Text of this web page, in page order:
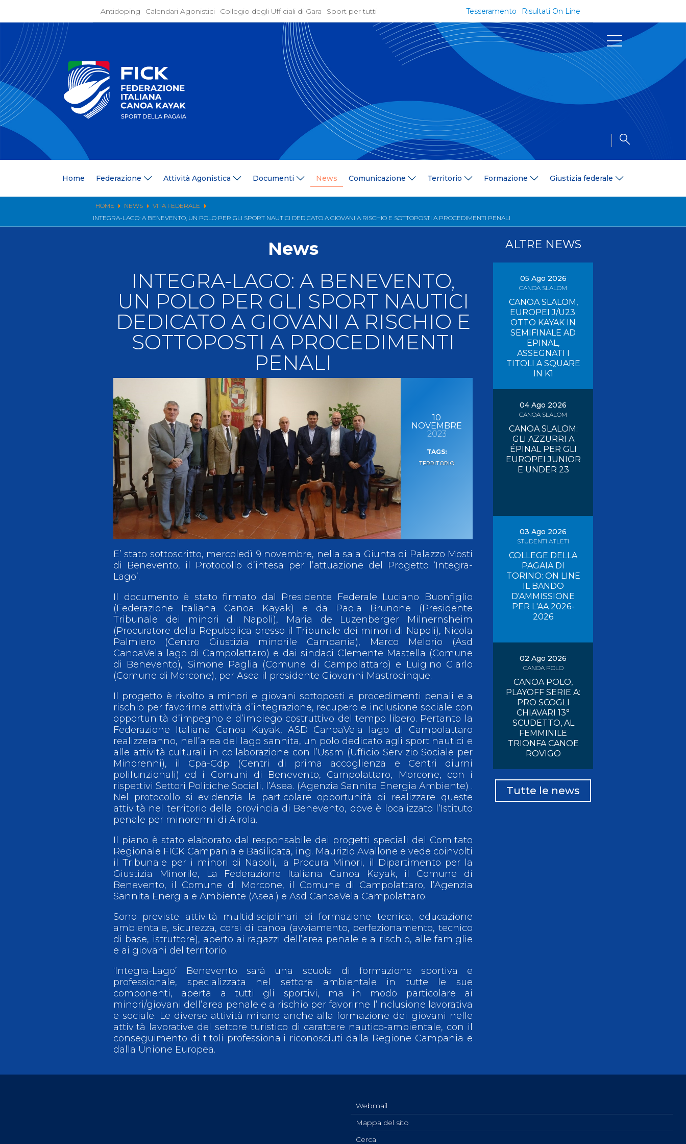
Antidoping Calendari Agonistici Collegio degli Ufficiali di Gara Sport per tutti Risultati On Line
Tesseramento
Home Federazione Attività Agonistica Documenti News Comunicazione Territorio Formazione Giustizia federale
HOME NEWS
VITA FEDERALE
INTEGRA-LAGO: A BENEVENTO, UN POLO PER GLI SPORT NAUTICI DEDICATO A GIOVANI A RISCHIO E SOTTOPOSTI A PROCEDIMENTI PENALI
Home
Whistleblowing
Attività Agonistica
Convocazioni
Documentazione Tecnica
Risultati On Line
Classifiche
FICK Coach
Dual Career
Documenti
Regolamenti e Codici
Delibere
Amministrazione Trasparente
News Comunicazione
Ufficio Stampa
Photogallery
Territorio
Società Affiliate
Formazione
Diventa istruttore
Nuova Canoa Ricerca
Canoa Kayak on-line
Convegni e Documenti
Albo Tecnici
Giudice Sportivo Nazionale
Antidoping Calendari Agonistici Collegio degli Ufficiali di Gara Sport per tutti Risultati On Line Tesseramento
Mappa del sito Cerca Contatti Photogallery Videogallery Whistleblowing
Privacy Policy
Cookie policy
News
INTEGRA-LAGO: A BENEVENTO,
UN POLO PER GLI SPORT NAUTICI
DEDICATO A GIOVANI A RISCHIO E
SOTTOPOSTI A PROCEDIMENTI
PENALI
10
NOVEMBRE
2023
TERRITORIO
E’ stato sottoscritto, mercoledì 9 novembre, nella sala Giunta di Palazzo Mosti
di Benevento, il Protocollo d’intesa per l’attuazione del Progetto ‘Integra-
Lago’.
Il documento è stato firmato dal Presidente Federale Luciano Buonfiglio
(Federazione Italiana Canoa Kayak) e da Paola Brunone (Presidente
Tribunale dei minori di Napoli), Maria de Luzenberger Milnernsheim
(Procuratore della Repubblica presso il Tribunale dei minori di Napoli), Nicola
Palmiero (Centro Giustizia minorile Campania), Marco Melorio (Asd
CanoaVela lago di Campolattaro) e dai sindaci Clemente Mastella (Comune
di Benevento), Simone Paglia (Comune di Campolattaro) e Luigino Ciarlo
(Comune di Morcone), per Asea il presidente Giovanni Mastrocinque.
Il progetto è rivolto a minori e giovani sottoposti a procedimenti penali e a
rischio per favorirne attività d’integrazione, recupero e inclusione sociale con
opportunità d’impegno e d’impiego costruttivo del tempo libero. Pertanto la
Federazione Italiana Canoa Kayak, ASD CanoaVela lago di Campolattaro
realizzeranno, nell’area del lago sannita, un polo dedicato agli sport nautici e
alle attività culturali in collaborazione con l’Ussm (Ufficio Servizio Sociale per
Minorenni), il Cpa-Cdp (Centri di prima accoglienza e Centri diurni
polifunzionali) ed i Comuni di Benevento, Campolattaro, Morcone, con i
rispettivi Settori Politiche Sociali, l’Asea. (Agenzia Sannita Energia Ambiente) .
Nel protocollo si evidenzia la particolare opportunità di realizzare queste
attività nel territorio della provincia di Benevento, dove è localizzato l’Istituto
penale per minorenni di Airola.
Il piano è stato elaborato dal responsabile dei progetti speciali del Comitato
Regionale FICK Campania e Basilicata, ing. Maurizio Avallone e vede coinvolti
il Tribunale per i minori di Napoli, la Procura Minori, il Dipartimento per la
Giustizia Minorile, La Federazione Italiana Canoa Kayak, il Comune di
Benevento, il Comune di Morcone, il Comune di Campolattaro, l’Agenzia
Sannita Energia e Ambiente (Asea.) e Asd CanoaVela Campolattaro.
Sono previste attività multidisciplinari di formazione tecnica, educazione
ambientale, sicurezza, corsi di canoa (avviamento, perfezionamento, tecnico
di base, istruttore), aperto ai ragazzi dell’area penale e a rischio, alle famiglie
e ai giovani del territorio.
‘Integra-Lago’ Benevento sarà una scuola di formazione sportiva e
professionale, specializzata nel settore ambientale in tutte le sue
componenti, aperta a tutti gli sportivi, ma in modo particolare ai
minori/giovani dell’area penale e a rischio per favorirne l’inclusione lavorativa
e sociale. Le diverse attività mirano anche alla formazione dei giovani nelle
attività lavorative del settore turistico di carattere nautico-ambientale, con il
conseguimento di titoli professionali riconosciuti dalla Regione Campania e
dalla Unione Europea.
ALTRE NEWS
05 Ago 2026
CANOA SLALOM
CANOA SLALOM,
EUROPEI J/U23:
OTTO KAYAK IN
SEMIFINALE AD
EPINAL,
ASSEGNATI I
TITOLI A SQUARE
IN K1
04 Ago 2026
CANOA SLALOM
CANOA SLALOM:
GLI AZZURRI A
ÉPINAL PER GLI
EUROPEI JUNIOR
E UNDER 23
03 Ago 2026
STUDENTI ATLETI
COLLEGE DELLA
PAGAIA DI
TORINO: ON LINE
IL BANDO
D'AMMISSIONE
PER L'AA 2026-
2026
02 Ago 2026
CANOA POLO
CANOA POLO,
PLAYOFF SERIE A:
PRO SCOGLI
CHIAVARI 13°
SCUDETTO, AL
FEMMINILE
TRIONFA CANOE
ROVIGO
Tutte le news
Webmail
Mappa del sito
Cerca